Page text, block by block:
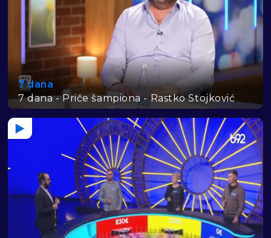
7 dana
7 dana - Priče šampiona - Rastko Stojković